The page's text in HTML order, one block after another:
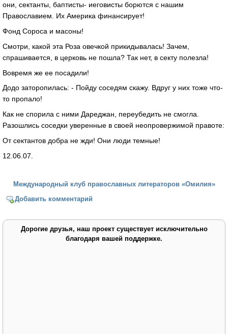
они, сектанты, баптисты- иеговисты борются с нашим
Православием. Их Америка финансирует!
Фонд Сороса и масоны!
Смотри, какой эта Роза овечкой прикидывалась! Зачем,
спрашивается, в церковь не пошла? Так нет, в секту полезла!
Вовремя же ее посадили!
Додо заторопилась: - Пойду соседям скажу. Вдруг у них тоже что-
то пропало!
Как не спорила с ними Дареджан, переубедить не смогла.
Разошлись соседки уверенные в своей неопровержимой правоте:
От сектантов добра не жди! Они люди темные!
12.06.07.
Международный клуб православных литераторов «Омилия»
Добавить комментарий
Дорогие друзья, наш проект существует исключительно
благодаря вашей поддержке.